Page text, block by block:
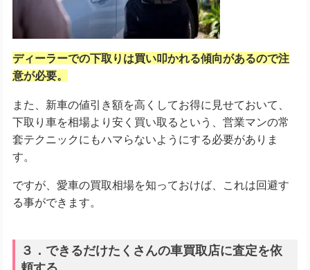
ディーラーでの下取りは買い叩かれる傾向があるので注
意が必要。
また、新車の値引き額を高くしてお得に見せておいて、
下取り車を相場より安く買い取るという、営業マンの常
套テクニックにもハマらないようにする必要がありま
す。
ですが、愛車の買取相場を知っておけば、これは回避す
る事ができます。
３．できるだけたくさんの車買取店に査定を依